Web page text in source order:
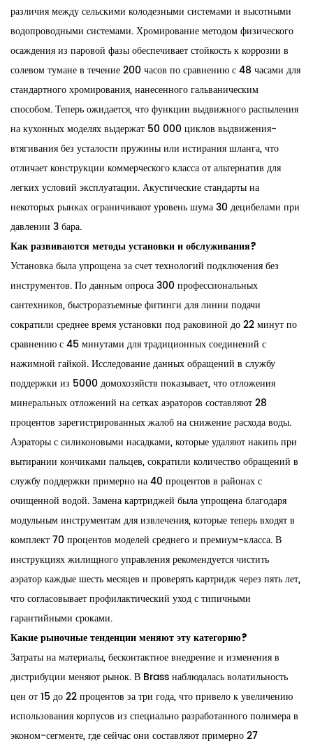
различия между сельскими колодезными системами и высотными
водопроводными системами. Хромирование методом физического
осаждения из паровой фазы обеспечивает стойкость к коррозии в
солевом тумане в течение 200 часов по сравнению с 48 часами для
стандартного хромирования, нанесенного гальваническим
способом. Теперь ожидается, что функции выдвижного распыления
на кухонных моделях выдержат 50 000 циклов выдвижения-
втягивания без усталости пружины или истирания шланга, что
отличает конструкции коммерческого класса от альтернатив для
легких условий эксплуатации. Акустические стандарты на
некоторых рынках ограничивают уровень шума 30 децибелами при
давлении 3 бара.
Как развиваются методы установки и обслуживания?
Установка была упрощена за счет технологий подключения без
инструментов. По данным опроса 300 профессиональных
сантехников, быстроразъемные фитинги для линии подачи
сократили среднее время установки под раковиной до 22 минут по
сравнению с 45 минутами для традиционных соединений с
нажимной гайкой. Исследование данных обращений в службу
поддержки из 5000 домохозяйств показывает, что отложения
минеральных отложений на сетках аэраторов составляют 28
процентов зарегистрированных жалоб на снижение расхода воды.
Аэраторы с силиконовыми насадками, которые удаляют накипь при
вытирании кончиками пальцев, сократили количество обращений в
службу поддержки примерно на 40 процентов в районах с
очищенной водой. Замена картриджей была упрощена благодаря
модульным инструментам для извлечения, которые теперь входят в
комплект 70 процентов моделей среднего и премиум-класса. В
инструкциях жилищного управления рекомендуется чистить
аэратор каждые шесть месяцев и проверять картридж через пять лет,
что согласовывает профилактический уход с типичными
гарантийными сроками.
Какие рыночные тенденции меняют эту категорию?
Затраты на материалы, бесконтактное внедрение и изменения в
дистрибуции меняют рынок. В Brass наблюдалась волатильность
цен от 15 до 22 процентов за три года, что привело к увеличению
использования корпусов из специально разработанного полимера в
эконом-сегменте, где сейчас они составляют примерно 27